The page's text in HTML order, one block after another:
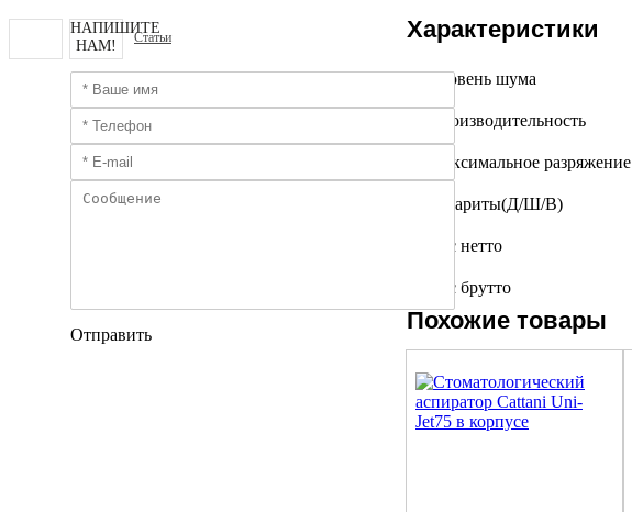
Характеристики
Уровень шума
Производительность
Максимальное разряжение
Габариты(Д/Ш/В)
Вес нетто
Вес брутто
Похожие товары
НАПИШИТЕ
НАМ!
Отправить
Статьи